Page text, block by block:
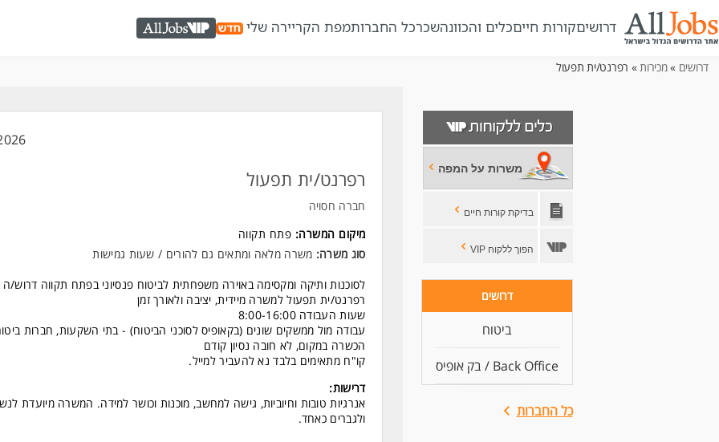
דרושיםקורות חייםכלים והכוונהשכרכל החברותמפת הקריירה שלי AllJobs VIP
דרושים »מכירות» רפרנט/ית תפעול
משרות על המפה
בדיקת קורות חיים
הפוך ללקוח VIP
דרושים
ביטוח
Back Office / בק אופיס
כל החברות
רפרנט/ית תפעול
חברה חסויה
מיקום המשרה: פתח תקווה
סוג משרה: משרה מלאה ומתאים גם להורים / שעות גמישות
לסוכנות ותיקה ומקסימה באוירה משפחתית לביטוח פנסיוני בפתח תקווה דרוש/ה
רפרנט/ית תפעול למשרה מיידית, יציבה ולאורך זמן
שעות העבודה 8:00-16:00
עבודה מול ממשקים שונים (בקאופיס לסוכני הביטוח) - בתי השקעות, חברות
הכשרה במקום, לא חובה נסיון קודם
קו"ח מתאימים בלבד נא להעביר למייל.
דרישות:
אנרגיות טובות וחיוביות, גישה למחשב, מוכנות וכושר למידה. המשרה מיועדת
ולגברים כאחד.